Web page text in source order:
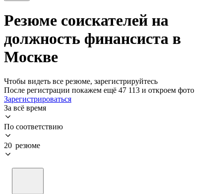
Резюме соискателей на
должность финансиста в
Москве
Чтобы видеть все резюме, зарегистрируйтесь
После регистрации покажем ещё 47 113 и откроем фото
Зарегистрироваться
За всё время
По соответствию
20 резюме